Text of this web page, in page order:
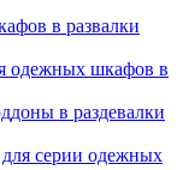
в развалки
одежных шкафов в
в раздевалки
серии одежных